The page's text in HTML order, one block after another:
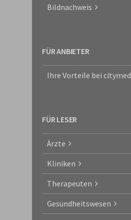
Bildnachweis
FÜR ANBIETER
Ihre Vorteile bei citymed
FÜR LESER
Ärzte
Kliniken
Therapeuten
Gesundheitswesen